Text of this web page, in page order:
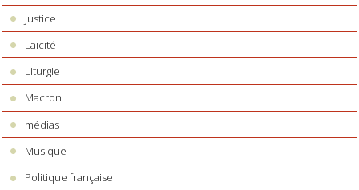
Justice
Laïcité
Liturgie
Macron
médias
Musique
Politique française